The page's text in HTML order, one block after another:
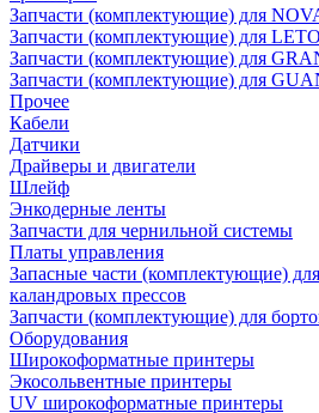
Запчасти (комплектующие) для
Запчасти (комплектующие) для
Запчасти (комплектующие) для
Запчасти (комплектующие) для
Прочее
Кабели
Датчики
Драйверы и двигатели
Шлейф
Энкодерные ленты
Запчасти для чернильной системы
Платы управления
Запасные части (комплектующие)
каландровых прессов
Запчасти (комплектующие) для
Оборудования
Широкоформатные принтеры
Экосольвентные принтеры
UV широкоформатные принтеры